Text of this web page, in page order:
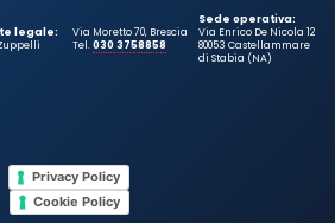
legale:
Via Moretto 70, Brescia
Tel.030 3758858
Sede operativa:
Via Enrico De Nicola 12
80053 Castellammare
di Stabia (NA)
Privacy Policy
Cookie Policy